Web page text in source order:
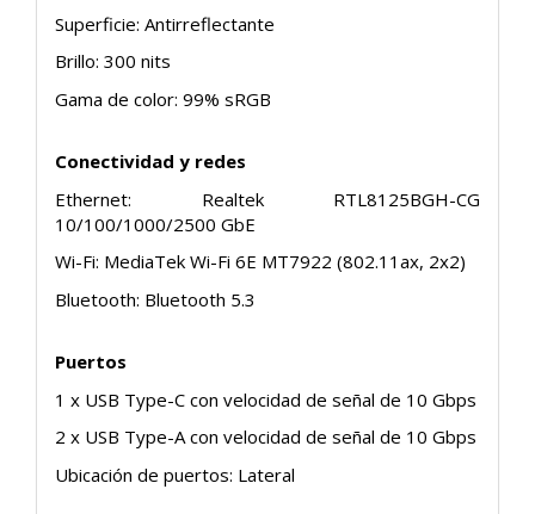
Superficie: Antirreflectante
Brillo: 300 nits
Gama de color: 99% sRGB
Conectividad y redes
Ethernet: Realtek RTL8125BGH-CG
10/100/1000/2500 GbE
Wi-Fi: MediaTek Wi-Fi 6E MT7922 (802.11ax, 2x2)
Bluetooth: Bluetooth 5.3
Puertos
1 x USB Type-C con velocidad de señal de 10 Gbps
2 x USB Type-A con velocidad de señal de 10 Gbps
Ubicación de puertos: Lateral